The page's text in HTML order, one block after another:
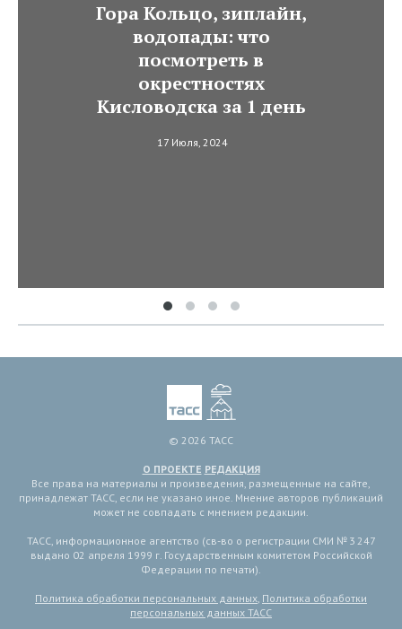
Гора Кольцо, зиплайн,
водопады: что
посмотреть в
окрестностях
Кисловодска за 1 день
17 Июля, 2024
© 2026 ТАСС
О ПРОЕКТЕ РЕДАКЦИЯ
Все права на материалы и произведения, размещенные на сайте,
принадлежат ТАСС, если не указано иное. Мнение авторов публикаций
может не совпадать с мнением редакции.
ТАСС, информационное агентство (св-во о регистрации СМИ № 3 247
выдано 02 апреля 1999 г. Государственным комитетом Российской
Федерации по печати).
Политика обработки персональных данных, Политика обработки
персональных данных ТАСС